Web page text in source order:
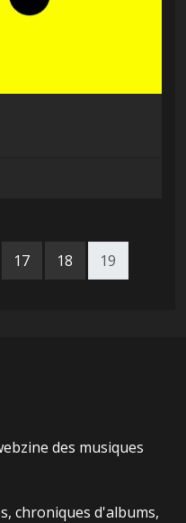
17 18 19
des musiques
chroniques d'albums,